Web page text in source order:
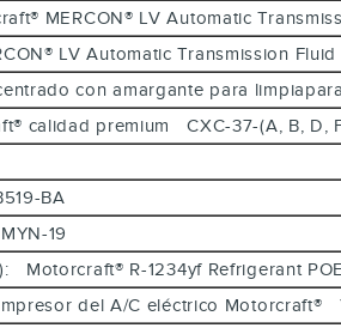
MERCON® LV Automatic
LV Automatic Transmission
con amargante para
calidad premium CXC-37-(A, B, D,
BA
19
Motorcraft® R-1234yf Refrigerant
del A/C eléctrico Motorcraft®